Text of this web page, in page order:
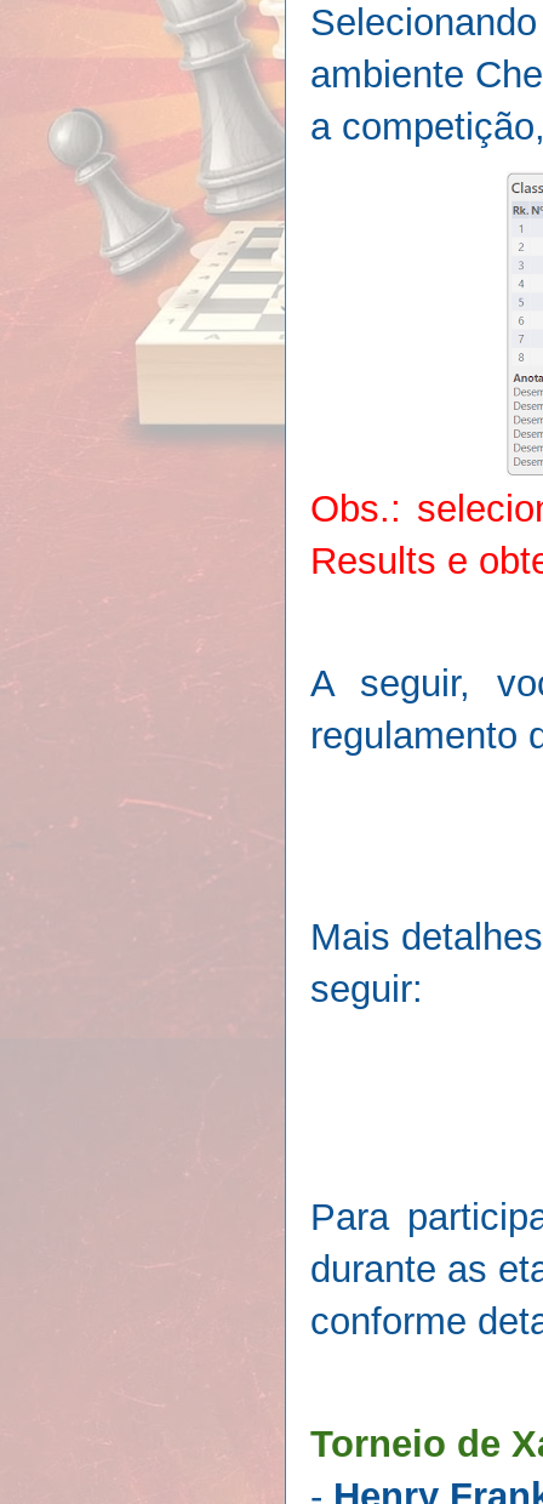
ambiente
a
Obs.:
Results e
A seguir,
regulamento
Mais
seguir:
Para
durante as
conforme
Torneio de